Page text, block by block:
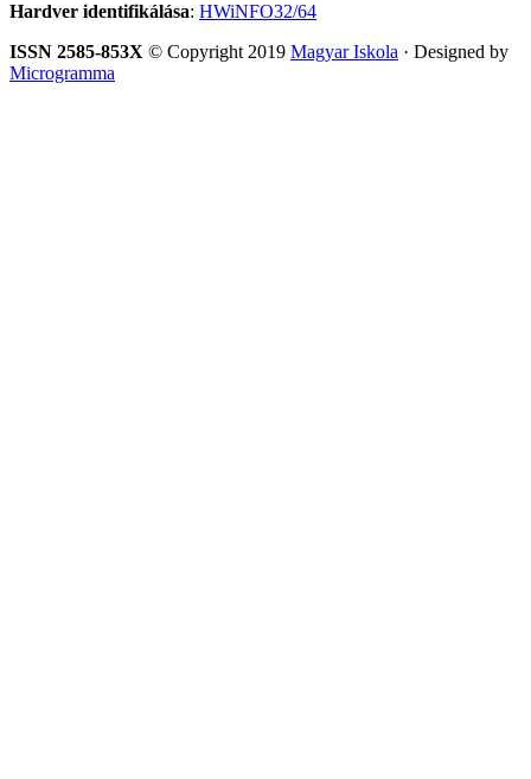
Hardver identifikálása: HWiNFO32/64
ISSN 2585-853X © Copyright 2019 Magyar Iskola · Designed by
Microgramma